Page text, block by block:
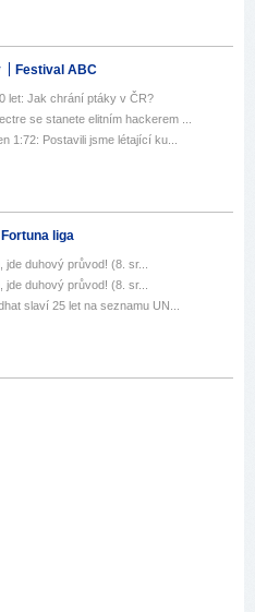
Festival ABC
let: Jak chrání ptáky v ČR?
se stanete elitním hackerem ...
1:72: Postavili jsme létající ku...
Fortuna liga
duhový průvod! (8. sr...
duhový průvod! (8. sr...
slaví 25 let na seznamu UN...